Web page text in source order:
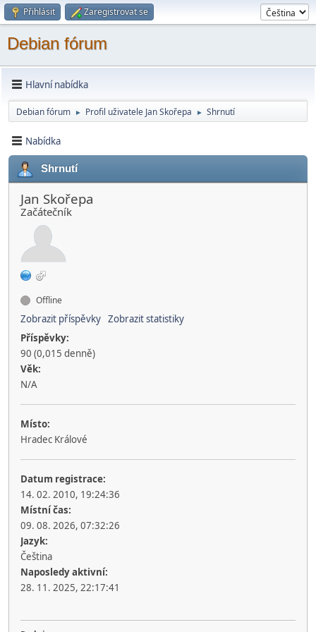
Přihlásit Zaregistrovat se
Debian fórum
Hlavní nabídka
Debian fórum ► Profil uživatele Jan Skořepa ► Shrnutí
Nabídka
Shrnutí
Jan Skořepa
Začátečník
Offline
Zobrazit příspěvky Zobrazit statistiky
Příspěvky:
90 (0,015 denně)
Věk:
N/A
Místo:
Hradec Králové
Datum registrace:
14. 02. 2010, 19:24:36
Místní čas:
09. 08. 2026, 07:32:26
Jazyk:
Čeština
Naposledy aktivní:
28. 11. 2025, 22:17:41